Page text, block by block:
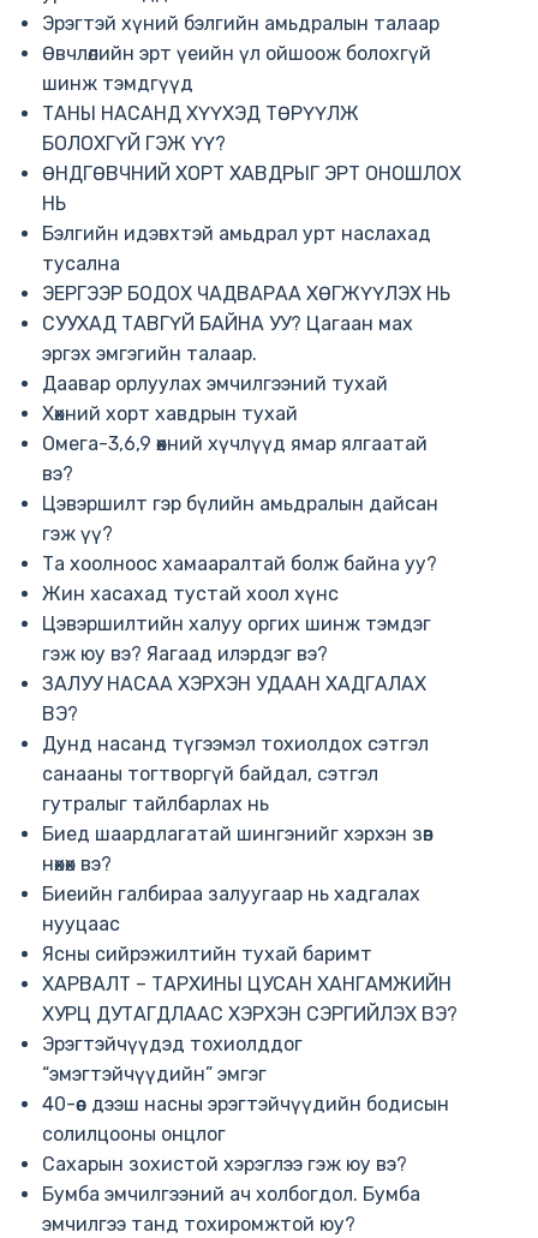
Эрэгтэй хүний бэлгийн амьдралын талаар
Өвчлөлийн эрт үеийн үл ойшоож болохгүй
шинж тэмдгүүд
ТАНЫ НАСАНД ХҮҮХЭД ТӨРҮҮЛЖ
БОЛОХГҮЙ ГЭЖ ҮҮ?
ӨНДГӨВЧНИЙ ХОРТ ХАВДРЫГ ЭРТ ОНОШЛОХ
НЬ
Бэлгийн идэвхтэй амьдрал урт наслахад
тусална
ЭЕРГЭЭР БОДОХ ЧАДВАРАА ХӨГЖҮҮЛЭХ НЬ
СУУХАД ТАВГҮЙ БАЙНА УУ? Цагаан мах
эргэх эмгэгийн талаар.
Даавар орлуулах эмчилгээний тухай
Хөхний хорт хавдрын тухай
Омега-3,6,9 өөхний хүчлүүд ямар ялгаатай
вэ?
Цэвэршилт гэр бүлийн амьдралын дайсан
гэж үү?
Та хоолноос хамааралтай болж байна уу?
Жин хасахад тустай хоол хүнс
Цэвэршилтийн халуу оргих шинж тэмдэг
гэж юу вэ? Яагаад илэрдэг вэ?
ЗАЛУУ НАСАА ХЭРХЭН УДААН ХАДГАЛАХ
ВЭ?
Дунд насанд түгээмэл тохиолдох сэтгэл
санааны тогтворгүй байдал, сэтгэл
гутралыг тайлбарлах нь
Биед шаардлагатай шингэнийг хэрхэн зөв
нөхөх вэ?
Биеийн галбираа залуугаар нь хадгалах
нууцаас
Ясны сийрэжилтийн тухай баримт
ХАРВАЛТ – ТАРХИНЫ ЦУСАН ХАНГАМЖИЙН
ХУРЦ ДУТАГДЛААС ХЭРХЭН СЭРГИЙЛЭХ ВЭ?
Эрэгтэйчүүдэд тохиолддог
“эмэгтэйчүүдийн” эмгэг
40-өөс дээш насны эрэгтэйчүүдийн бодисын
солилцооны онцлог
Сахарын зохистой хэрэглээ гэж юу вэ?
Бумба эмчилгээний ач холбогдол. Бумба
эмчилгээ танд тохиромжтой юу?